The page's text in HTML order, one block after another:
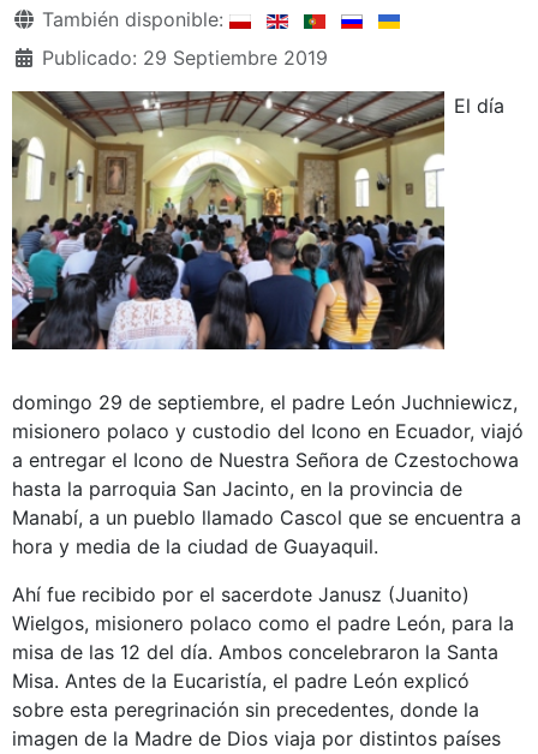
Detalles
También disponible:
Publicado: 29 Septiembre 2019
El día
domingo 29 de septiembre, el padre León Juchniewicz,
misionero polaco y custodio del Icono en Ecuador, viajó
a entregar el Icono de Nuestra Señora de Czestochowa
hasta la parroquia San Jacinto, en la provincia de
Manabí, a un pueblo llamado Cascol que se encuentra a
hora y media de la ciudad de Guayaquil.
Ahí fue recibido por el sacerdote Janusz (Juanito)
Wielgos, misionero polaco como el padre León, para la
misa de las 12 del día. Ambos concelebraron la Santa
Misa. Antes de la Eucaristía, el padre León explicó
sobre esta peregrinación sin precedentes, donde la
imagen de la Madre de Dios viaja por distintos países